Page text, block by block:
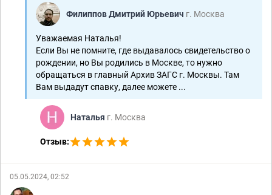
Филиппов Дмитрий Юрьевич г. Москва
Уважаемая Наталья!
Если Вы не помните, где выдавалось свидетельство о
рождении, но Вы родились в Москве, то нужно
обращаться в главный Архив ЗАГС г. Москвы. Там
Вам выдадут спавку, далее можете ...
Наталья г. Москва
Отзыв:
05.05.2024, 02:52